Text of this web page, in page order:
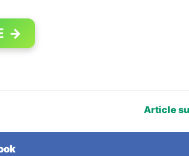
→
Article